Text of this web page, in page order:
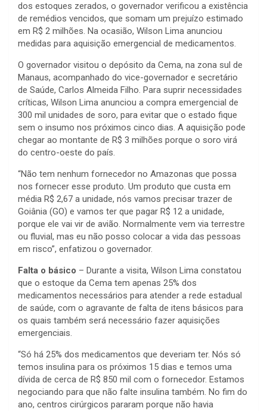
dos estoques zerados, o governador verificou a existência
de remédios vencidos, que somam um prejuízo estimado
em R$ 2 milhões. Na ocasião, Wilson Lima anunciou
medidas para aquisição emergencial de medicamentos.
O governador visitou o depósito da Cema, na zona sul de
Manaus, acompanhado do vice-governador e secretário
de Saúde, Carlos Almeida Filho. Para suprir necessidades
críticas, Wilson Lima anunciou a compra emergencial de
300 mil unidades de soro, para evitar que o estado fique
sem o insumo nos próximos cinco dias. A aquisição pode
chegar ao montante de R$ 3 milhões porque o soro virá
do centro-oeste do país.
“Não tem nenhum fornecedor no Amazonas que possa
nos fornecer esse produto. Um produto que custa em
média R$ 2,67 a unidade, nós vamos precisar trazer de
Goiânia (GO) e vamos ter que pagar R$ 12 a unidade,
porque ele vai vir de avião. Normalmente vem via terrestre
ou fluvial, mas eu não posso colocar a vida das pessoas
em risco”, enfatizou o governador.
Falta o básico – Durante a visita, Wilson Lima constatou
que o estoque da Cema tem apenas 25% dos
medicamentos necessários para atender a rede estadual
de saúde, com o agravante de falta de itens básicos para
os quais também será necessário fazer aquisições
emergenciais.
“Só há 25% dos medicamentos que deveriam ter. Nós só
temos insulina para os próximos 15 dias e temos uma
dívida de cerca de R$ 850 mil com o fornecedor. Estamos
negociando para que não falte insulina também. No fim do
ano, centros cirúrgicos pararam porque não havia